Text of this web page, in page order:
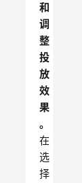
和
调
整
投
放
效
果
。
在
选
择